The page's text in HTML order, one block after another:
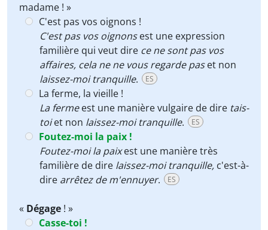
madame ! »
C'est pas vos oignons !
C'est pas vos oignonsest une expression
familière qui veut dire ce ne sont pas vos
affaires, cela ne ne vous regarde paset non
laissez-moi tranquille. ES
La ferme, la vieille !
La fermeest une manière vulgaire de dire tais-
toiet non laissez-moi tranquille. ES
Foutez-moi la paix !
Foutez-moi la paixest une manière très
familière de dire laissez-moi tranquille, c'est-à-
dire arrêtez de m'ennuyer. ES
« Dégage ! »
Casse-toi !